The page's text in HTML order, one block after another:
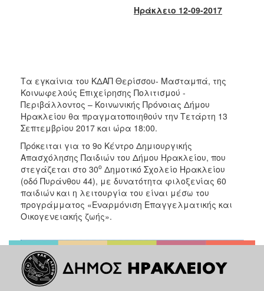
2011
2010
2006
ΤΟΠΟΣ
ΠΟΛΙΤΙΣΜΟΣ
ΑΝΘΕΚΤΙΚΗ
ΠΟΛΗ
Ηράκλειο 12-09-2017
Τα εγκαίνια του ΚΔΑΠ Θερίσσου- Μασταμπά, της
Κοινωφελούς Επιχείρησης Πολιτισμού -
Περιβάλλοντος – Κοινωνικής Πρόνοιας Δήμου
Ηρακλείου θα πραγματοποιηθούν την Τετάρτη 13
Σεπτεμβρίου 2017 και ώρα 18:00.
Πρόκειται για το 9ο Κέντρο Δημιουργικής
Απασχόλησης Παιδιών του Δήμου Ηρακλείου, που
στεγάζεται στο 30ο Δημοτικό Σχολείο Ηρακλείου
(οδό Πυράνθου 44), με δυνατότητα φιλοξενίας 60
παιδιών και η λειτουργία του είναι μέσω του
προγράμματος «Εναρμόνιση Επαγγελματικής και
Οικογενειακής ζωής».